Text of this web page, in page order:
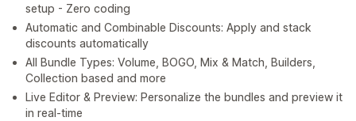
setup - Zero coding
Automatic and Combinable Discounts: Apply and stack
discounts automatically
All Bundle Types: Volume, BOGO, Mix & Match, Builders,
Collection based and more
Live Editor & Preview: Personalize the bundles and preview it
in real-time